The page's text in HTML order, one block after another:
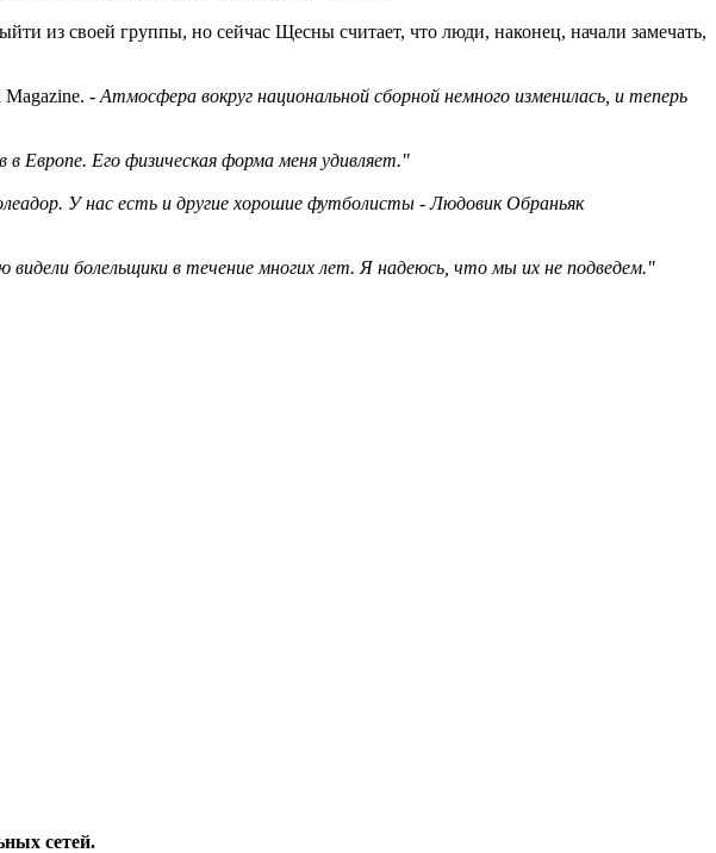
из своей группы, но сейчас Щесны считает, что люди, наконец, начали замечать,
Magazine. - Атмосфера вокруг национальной сборной немного изменилась, и теперь
Европе. Его физическая форма меня удивляет."
У нас есть и другие хорошие футболисты - Людовик Обраньяк
болельщики в течение многих лет. Я надеюсь, что мы их не подведем."
сетей.